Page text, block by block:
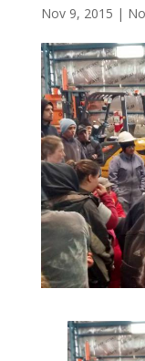
Nov 9, 2015 |